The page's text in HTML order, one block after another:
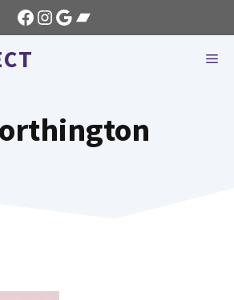
Facebook
Instagram
GoogleBandcamp